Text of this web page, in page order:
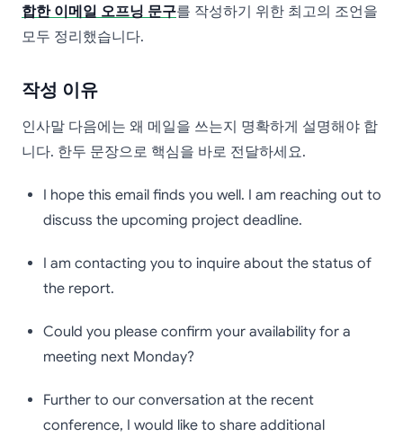
합한 이메일 오프닝 문구를 작성하기 위한 최고의 조언을
모두 정리했습니다.
작성 이유
인사말 다음에는 왜 메일을 쓰는지 명확하게 설명해야 합
니다. 한두 문장으로 핵심을 바로 전달하세요.
I hope this email finds you well. I am reaching out to
discuss the upcoming project deadline.
I am contacting you to inquire about the status of
the report.
Could you please confirm your availability for a
meeting next Monday?
Further to our conversation at the recent
conference, I would like to share additional